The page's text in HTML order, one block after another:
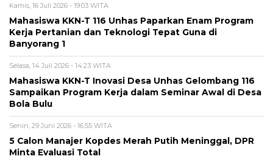
Kamis, 16 Juli 2026 - 19:03 WITA
Mahasiswa KKN-T 116 Unhas Paparkan Enam Program
Kerja Pertanian dan Teknologi Tepat Guna di
Banyorang 1
Selasa, 14 Juli 2026 - 14:23 WITA
Mahasiswa KKN-T Inovasi Desa Unhas Gelombang 116
Sampaikan Program Kerja dalam Seminar Awal di Desa
Bola Bulu
Senin, 29 Juni 2026 - 16:55 WITA
5 Calon Manajer Kopdes Merah Putih Meninggal, DPR
Minta Evaluasi Total